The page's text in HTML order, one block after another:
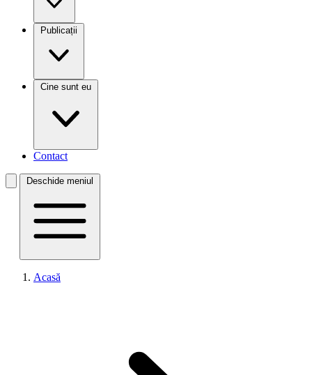
Publicații
Cine sunt eu
Contact
Deschide meniul
Acasă